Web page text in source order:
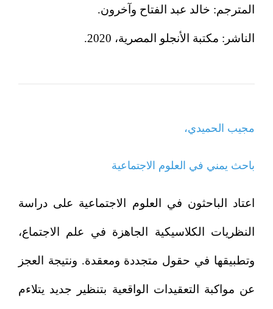
المترجم: خالد عبد الفتاح وآخرون.
الناشر: مكتبة الأنجلو المصرية، 2020.
مجيب الحميدي،
باحث يمني في العلوم الاجتماعية
اعتاد الباحثون في العلوم الاجتماعية على دراسة
النظريات الكلاسيكية الجاهزة في علم الاجتماع،
وتطبيقها في حقول متجددة ومعقدة. ونتيجة العجز
عن مواكبة التعقيدات الواقعية بتنظير جديد يتلاءم